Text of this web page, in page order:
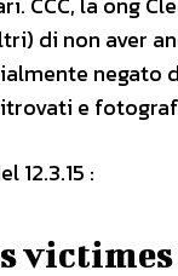
di non aver
negato
e
12.3.15 :